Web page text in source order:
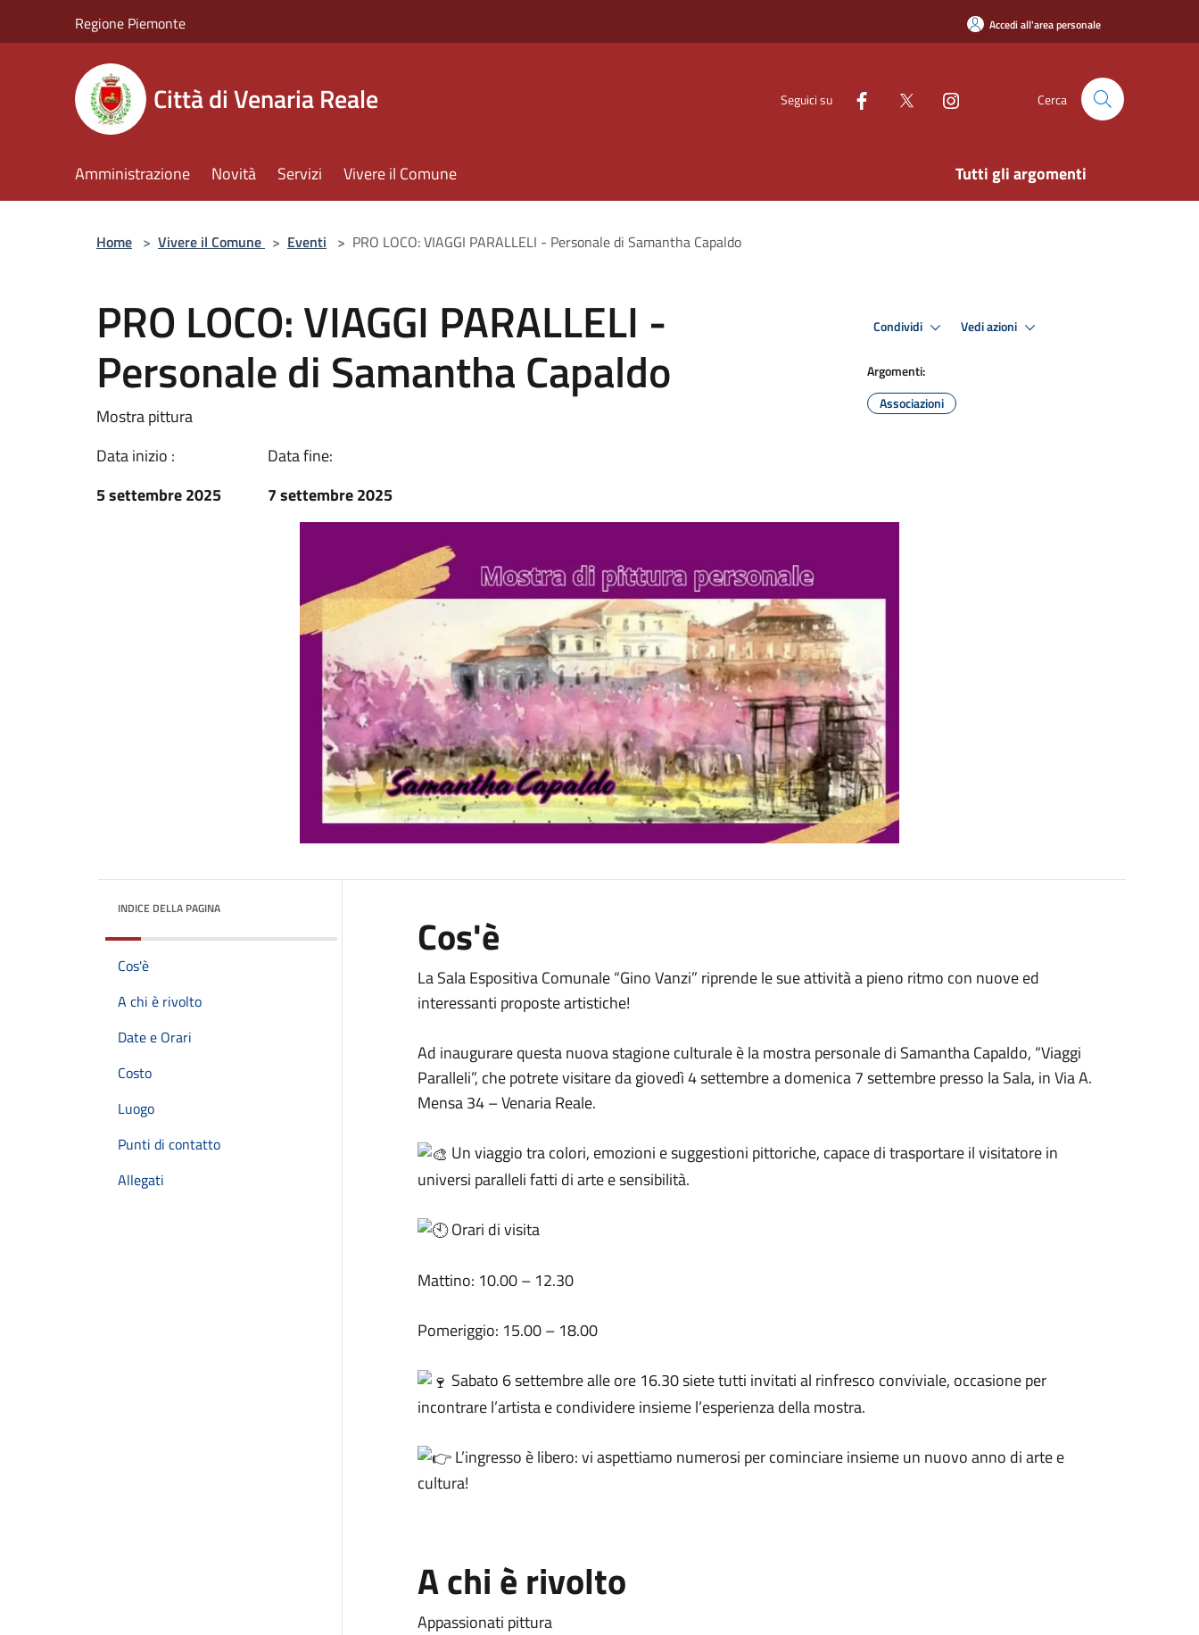
Regione Piemonte Accedi all'area personale
Città di Venaria Reale Seguici su Cerca
Amministrazione Novità Servizi Vivere il Comune Tutti gli argomenti
Home > Vivere il Comune > Eventi > PRO LOCO: VIAGGI PARALLELI - Personale di Samantha Capaldo
PRO LOCO: VIAGGI PARALLELI -
Personale di Samantha Capaldo
Mostra pittura
Data inizio :
5 settembre 2025
Data fine:
7 settembre 2025
Condividi Vedi azioni
Argomenti:
Associazioni
INDICE DELLA PAGINA
Cos'è
A chi è rivolto
Date e Orari
Costo
Luogo
Punti di contatto
Allegati
Cos'è
La Sala Espositiva Comunale “Gino Vanzi” riprende le sue attività a pieno ritmo con nuove ed
interessanti proposte artistiche!
Ad inaugurare questa nuova stagione culturale è la mostra personale di Samantha Capaldo, “Viaggi
Paralleli”, che potrete visitare da giovedì 4 settembre a domenica 7 settembre presso la Sala, in Via A.
Mensa 34 – Venaria Reale.
Un viaggio tra colori, emozioni e suggestioni pittoriche, capace di trasportare il visitatore in
universi paralleli fatti di arte e sensibilità.
Orari di visita
Mattino: 10.00 – 12.30
Pomeriggio: 15.00 – 18.00
Sabato 6 settembre alle ore 16.30 siete tutti invitati al rinfresco conviviale, occasione per
incontrare l’artista e condividere insieme l’esperienza della mostra.
L’ingresso è libero: vi aspettiamo numerosi per cominciare insieme un nuovo anno di arte e
cultura!
A chi è rivolto
Appassionati pittura